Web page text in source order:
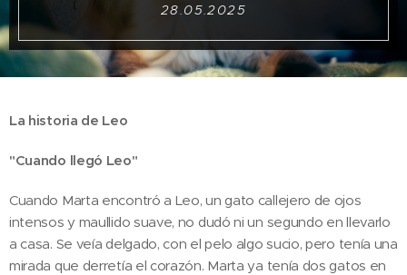
28.05.2025
La historia de Leo
"Cuando llegó Leo"
Cuando Marta encontró a Leo, un gato callejero de ojos
intensos y maullido suave, no dudó ni un segundo en llevarlo
a casa. Se veía delgado, con el pelo algo sucio, pero tenía una
mirada que derretía el corazón. Marta ya tenía dos gatos en